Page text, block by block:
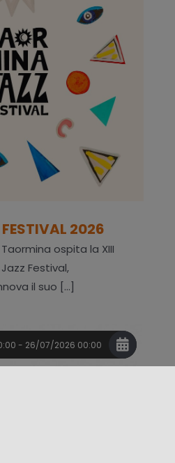
2026
ospita la XIII
Festival,
il suo [...]
- 26/07/2026 00:00